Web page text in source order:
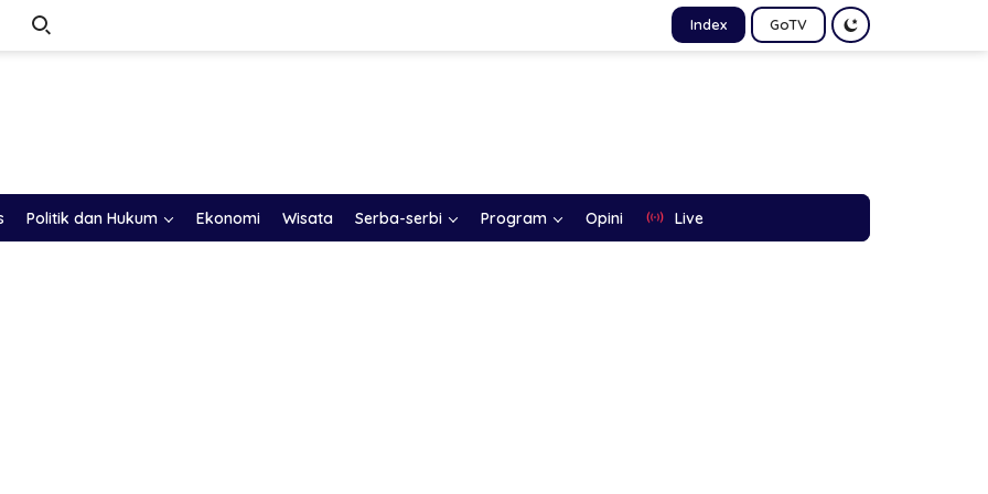
Index GoTV
Politik dan Hukum Ekonomi Wisata Serba-serbi Program Opini Live